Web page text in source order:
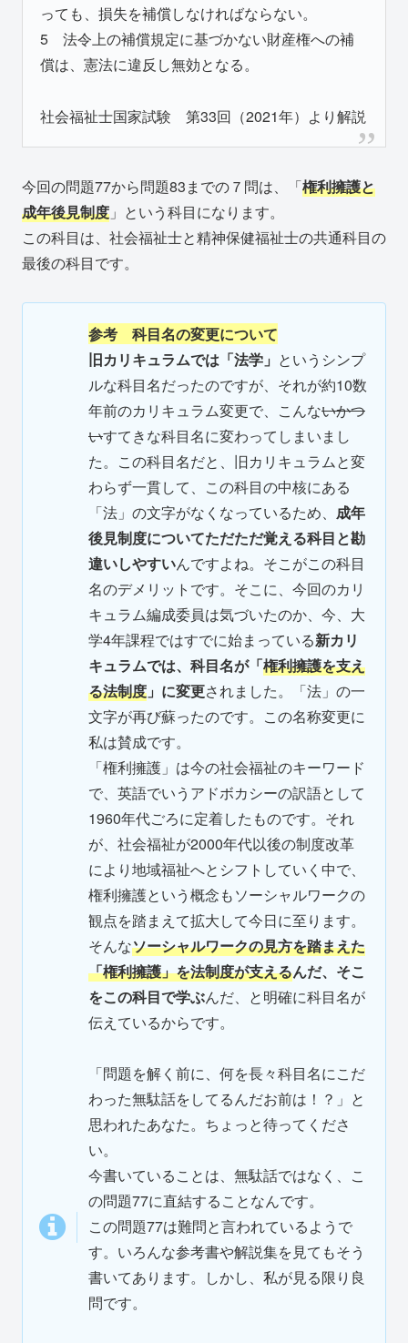
っても、損失を補償しなければならない。
5 法令上の補償規定に基づかない財産権への補
償は、憲法に違反し無効となる。
社会福祉士国家試験 第33回（2021年）より解説
今回の問題77から問題83までの７問は、「権利擁護と
成年後見制度 」という科目になります。
この科目は、社会福祉士と精神保健福祉士の共通科目の
最後の科目です。
参考 科目名の変更について
旧カリキュラムでは「法学」 というシンプ
ルな科目名だったのですが、それが約10数
年前のカリキュラム変更で、こんないかつ
いすてきな科目名に変わってしまいまし
た。この科目名だと、旧カリキュラムと変
わらず一貫して、この科目の中核にある
「法」の文字がなくなっているため、 成年
後見制度についてただただ覚える科目と勘
違いしやすいんですよね。そこがこの科目
名のデメリットです。そこに、今回のカリ
キュラム編成委員は気づいたのか、今、大
学4年課程ではすでに始まっている新カリ
キュラムでは、科目名が「権利擁護を支え
る法制度 」に変更されました。「法」の一
文字が再び蘇ったのです。この名称変更に
私は賛成です。
「権利擁護」は今の社会福祉のキーワード
で、英語でいうアドボカシーの訳語として
1960年代ごろに定着したものです。それ
が、社会福祉が2000年代以後の制度改革
により地域福祉へとシフトしていく中で、
権利擁護という概念もソーシャルワークの
観点を踏まえて拡大して今日に至ります。
そんなソーシャルワークの見方を踏まえた
「権利擁護」を法制度が支えるんだ、そこ
をこの科目で学ぶんだ、と明確に科目名が
伝えているからです。
「問題を解く前に、何を長々科目名にこだ
わった無駄話をしてるんだお前は！？」と
思われたあなた。ちょっと待ってくださ
い。
今書いていることは、無駄話ではなく、こ
の問題77に直結することなんです。
この問題77は難問と言われているようで
す。いろんな参考書や解説集を見てもそう
書いてあります。しかし、私が見る限り良
問です。